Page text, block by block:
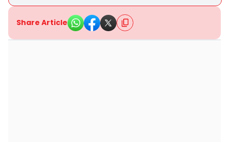
Share Article